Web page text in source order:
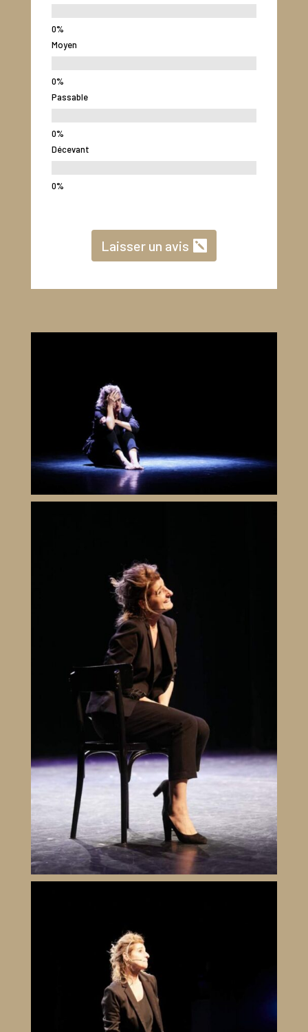
Moyen
Passable
Décevant
Laisser un avis